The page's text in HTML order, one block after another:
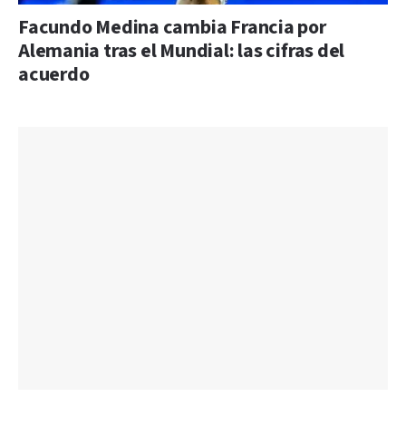
Facundo Medina cambia Francia por
Alemania tras el Mundial: las cifras del
acuerdo